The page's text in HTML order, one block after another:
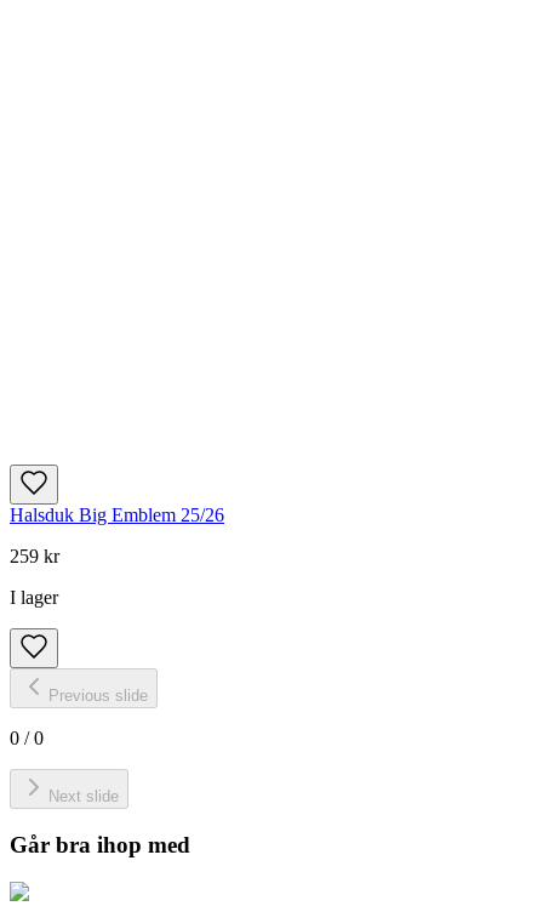
Halsduk Big Emblem 25/26
259 kr
I lager
Previous slide
0 /0
Next slide
Går bra ihop med